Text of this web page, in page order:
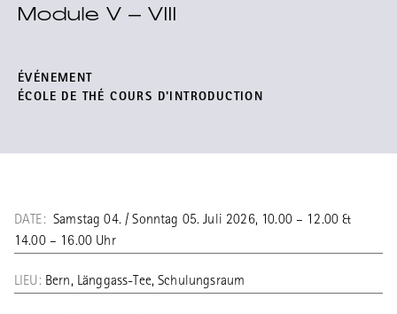
Module V – VIII
ÉVÉNEMENT
ÉCOLE DE THÉ COURS D'INTRODUCTION
DATE:Samstag 04. / Sonntag 05. Juli 2026, 10.00 – 12.00 &
14.00 – 16.00 Uhr
LIEU: Bern, Länggass-Tee, Schulungsraum